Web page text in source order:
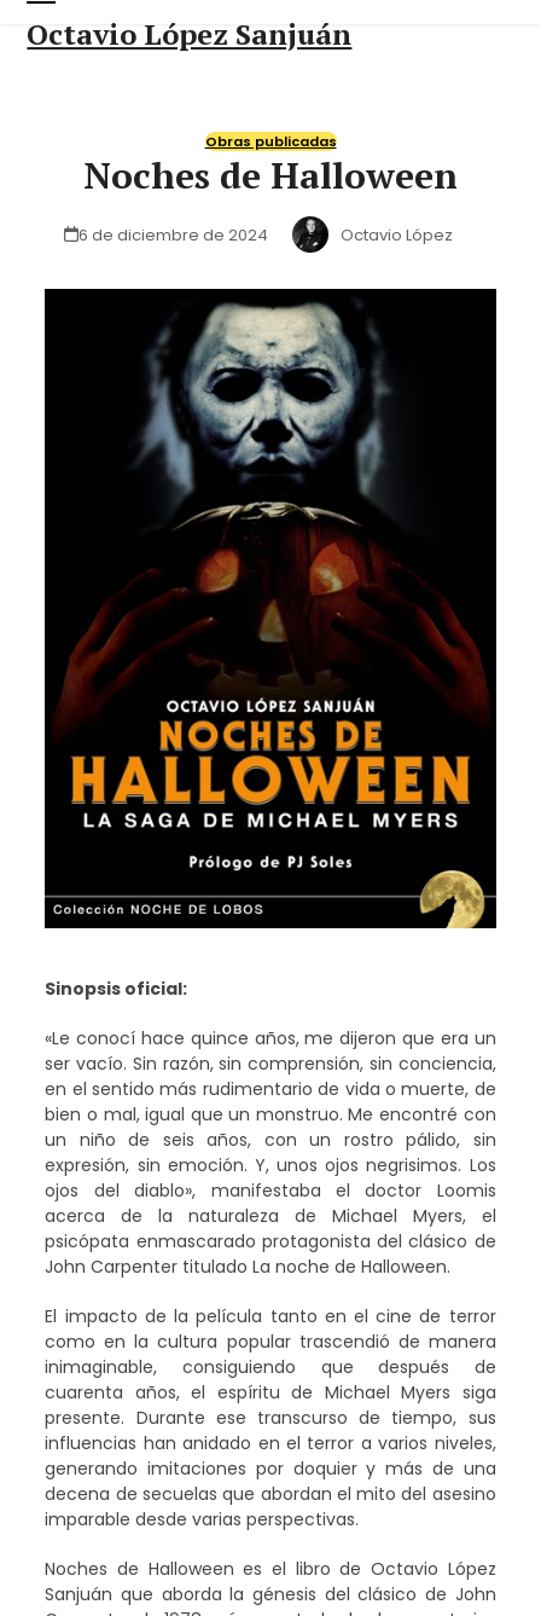
Skip
Octavio López Sanjuán
Open
Close
Obras publicadas
Noches de Halloween
6 de diciembre de 2024 Octavio López
Sinopsis oficial:
«Le conocí hace quince años, me dijeron que era un
ser vacío. Sin razón, sin comprensión, sin conciencia,
en el sentido más rudimentario de vida o muerte, de
bien o mal, igual que un monstruo. Me encontré con
un niño de seis años, con un rostro pálido, sin
expresión, sin emoción. Y, unos ojos negrisimos. Los
ojos del diablo», manifestaba el doctor Loomis
acerca de la naturaleza de Michael Myers, el
psicópata enmascarado protagonista del clásico de
John Carpenter titulado La noche de Halloween.
El impacto de la película tanto en el cine de terror
como en la cultura popular trascendió de manera
inimaginable, consiguiendo que después de
cuarenta años, el espíritu de Michael Myers siga
presente. Durante ese transcurso de tiempo, sus
influencias han anidado en el terror a varios niveles,
generando imitaciones por doquier y más de una
decena de secuelas que abordan el mito del asesino
imparable desde varias perspectivas.
Noches de Halloween es el libro de Octavio López
Sanjuán que aborda la génesis del clásico de John